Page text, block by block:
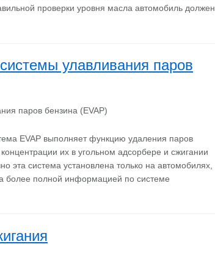
проверки уровня масла автомобиль должен
улавливания паров
EVAP выполняет функцию удаления паров
их в угольном адсорбере и сжигании
эта система установлена только на автомобилях,
более полной информацией по системе